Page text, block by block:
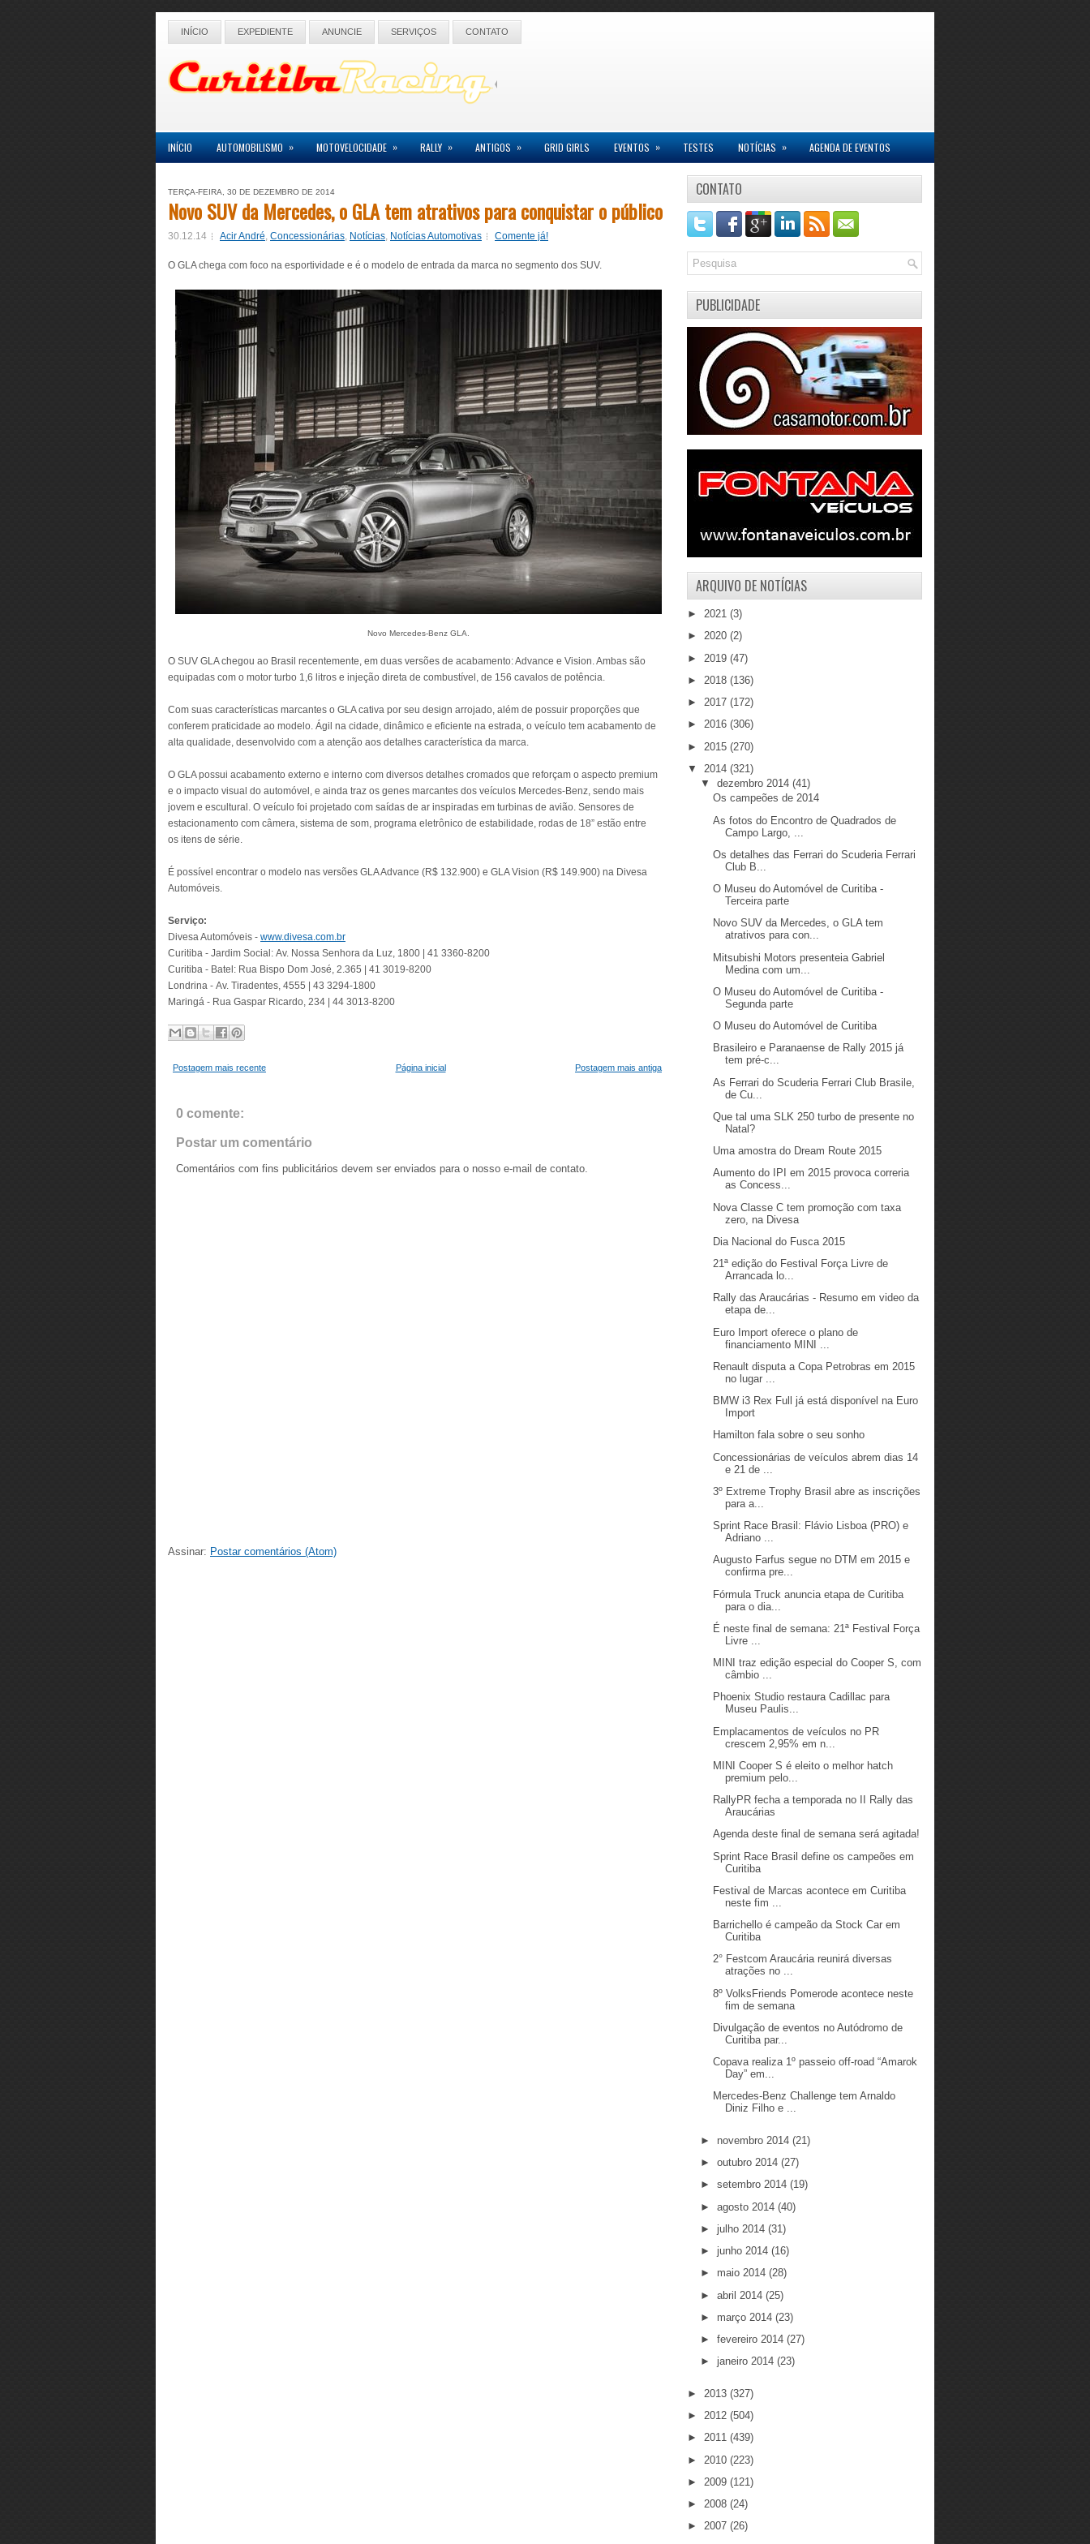
INÍCIO EXPEDIENTE ANUNCIE SERVIÇOS CONTATO
INÍCIO AUTOMOBILISMO » MOTOVELOCIDADE » RALLY » ANTIGOS » GRID GIRLS EVENTOS » TESTES NOTÍCIAS » AGENDA DE EVENTOS
TERÇA-FEIRA, 30 DE DEZEMBRO DE 2014
Novo SUV da Mercedes, o GLA tem atrativos para conquistar o público
30.12.14 Acir André, Concessionárias, Notícias, Notícias Automotivas Comente já!
O GLA chega com foco na esportividade e é o modelo de entrada da marca no segmento dos SUV.
Novo Mercedes-Benz GLA.
O SUV GLA chegou ao Brasil recentemente, em duas versões de acabamento: Advance e Vision. Ambas são
equipadas com o motor turbo 1,6 litros e injeção direta de combustível, de 156 cavalos de potência.
Com suas características marcantes o GLA cativa por seu design arrojado, além de possuir proporções que
conferem praticidade ao modelo. Ágil na cidade, dinâmico e eficiente na estrada, o veículo tem acabamento de
alta qualidade, desenvolvido com a atenção aos detalhes característica da marca.
O GLA possui acabamento externo e interno com diversos detalhes cromados que reforçam o aspecto premium
e o impacto visual do automóvel, e ainda traz os genes marcantes dos veículos Mercedes-Benz, sendo mais
jovem e escultural. O veículo foi projetado com saídas de ar inspiradas em turbinas de avião. Sensores de
estacionamento com câmera, sistema de som, programa eletrônico de estabilidade, rodas de 18” estão entre
os itens de série.
É possível encontrar o modelo nas versões GLA Advance (R$ 132.900) e GLA Vision (R$ 149.900) na Divesa
Automóveis.
Serviço:
Divesa Automóveis - www.divesa.com.br
Curitiba - Jardim Social: Av. Nossa Senhora da Luz, 1800 | 41 3360-8200
Curitiba - Batel: Rua Bispo Dom José, 2.365 | 41 3019-8200
Londrina - Av. Tiradentes, 4555 | 43 3294-1800
Maringá - Rua Gaspar Ricardo, 234 | 44 3013-8200
Postagem mais recente Postagem mais antiga
Página inicial
0 comente:
Postar um comentário
Comentários com fins publicitários devem ser enviados para o nosso e-mail de contato.
Assinar: Postar comentários (Atom)
CONTATO
PUBLICIDADE
ARQUIVO DE NOTÍCIAS
► 2021 (3)
► 2020 (2)
► 2019 (47)
► 2018 (136)
► 2017 (172)
► 2016 (306)
► 2015 (270)
▼ 2014 (321)
▼ dezembro 2014 (41)
Os campeões de 2014
As fotos do Encontro de Quadrados de
Campo Largo, ...
Os detalhes das Ferrari do Scuderia Ferrari
Club B...
O Museu do Automóvel de Curitiba -
Terceira parte
Novo SUV da Mercedes, o GLA tem
atrativos para con...
Mitsubishi Motors presenteia Gabriel
Medina com um...
O Museu do Automóvel de Curitiba -
Segunda parte
O Museu do Automóvel de Curitiba
Brasileiro e Paranaense de Rally 2015 já
tem pré-c...
As Ferrari do Scuderia Ferrari Club Brasile,
de Cu...
Que tal uma SLK 250 turbo de presente no
Natal?
Uma amostra do Dream Route 2015
Aumento do IPI em 2015 provoca correria
as Concess...
Nova Classe C tem promoção com taxa
zero, na Divesa
Dia Nacional do Fusca 2015
21ª edição do Festival Força Livre de
Arrancada lo...
Rally das Araucárias - Resumo em video da
etapa de...
Euro Import oferece o plano de
financiamento MINI ...
Renault disputa a Copa Petrobras em 2015
no lugar ...
BMW i3 Rex Full já está disponível na Euro
Import
Hamilton fala sobre o seu sonho
Concessionárias de veículos abrem dias 14
e 21 de ...
3º Extreme Trophy Brasil abre as inscrições
para a...
Sprint Race Brasil: Flávio Lisboa (PRO) e
Adriano ...
Augusto Farfus segue no DTM em 2015 e
confirma pre...
Fórmula Truck anuncia etapa de Curitiba
para o dia...
É neste final de semana: 21ª Festival Força
Livre ...
MINI traz edição especial do Cooper S, com
câmbio ...
Phoenix Studio restaura Cadillac para
Museu Paulis...
Emplacamentos de veículos no PR
crescem 2,95% em n...
MINI Cooper S é eleito o melhor hatch
premium pelo...
RallyPR fecha a temporada no II Rally das
Araucárias
Agenda deste final de semana será agitada!
Sprint Race Brasil define os campeões em
Curitiba
Festival de Marcas acontece em Curitiba
neste fim ...
Barrichello é campeão da Stock Car em
Curitiba
2° Festcom Araucária reunirá diversas
atrações no ...
8º VolksFriends Pomerode acontece neste
fim de semana
Divulgação de eventos no Autódromo de
Curitiba par...
Copava realiza 1º passeio off-road “Amarok
Day” em...
Mercedes-Benz Challenge tem Arnaldo
Diniz Filho e ...
► novembro 2014 (21)
► outubro 2014 (27)
► setembro 2014 (19)
► agosto 2014 (40)
► julho 2014 (31)
► junho 2014 (16)
► maio 2014 (28)
► abril 2014 (25)
► março 2014 (23)
► fevereiro 2014 (27)
► janeiro 2014 (23)
► 2013 (327)
► 2012 (504)
► 2011 (439)
► 2010 (223)
► 2009 (121)
► 2008 (24)
► 2007 (26)